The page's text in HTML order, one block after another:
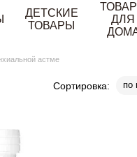
ДЕТСКИЕ
ТОВАРЫ
ДЛЯ
астме
Сортировка: по